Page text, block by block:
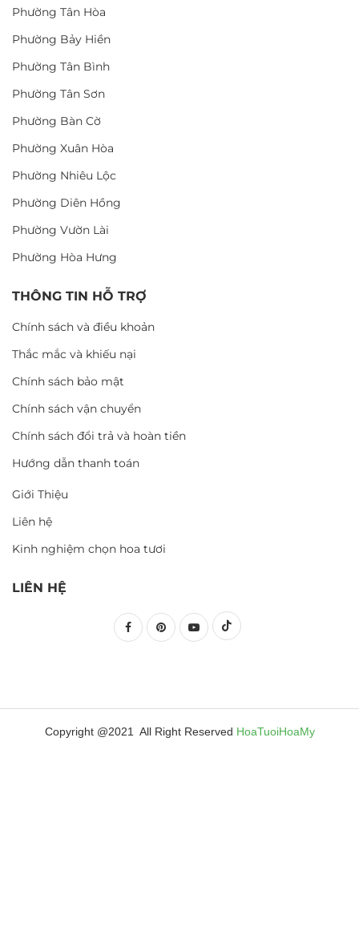
Phường Tân Hòa
Phường Bảy Hiền
Phường Tân Bình
Phường Tân Sơn
Phường Bàn Cờ
Phường Xuân Hòa
Phường Nhiêu Lộc
Phường Diên Hồng
Phường Vườn Lài
Phường Hòa Hưng
THÔNG TIN HỖ TRỢ
Chính sách và điều khoản
Thắc mắc và khiếu nại
Chính sách bảo mật
Chính sách vận chuyển
Chính sách đổi trả và hoàn tiền
Hướng dẫn thanh toán
Giới Thiệu
Liên hệ
Kinh nghiệm chọn hoa tươi
LIÊN HỆ
Copyright @2021 All Right Reserved HoaTuoiHoaMy